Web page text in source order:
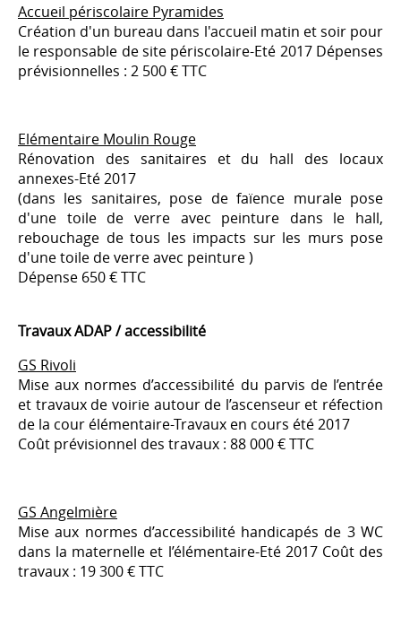
Accueil périscolaire Pyramides
Création d'un bureau dans l'accueil matin et soir pour
le responsable de site périscolaire-Eté 2017 Dépenses
prévisionnelles : 2 500 € TTC
Elémentaire Moulin Rouge
Rénovation des sanitaires et du hall des locaux
annexes-Eté 2017
(dans les sanitaires, pose de faïence murale pose
d'une toile de verre avec peinture dans le hall,
rebouchage de tous les impacts sur les murs pose
d'une toile de verre avec peinture )
Dépense 650 € TTC
Travaux ADAP / accessibilité
GS Rivoli
Mise aux normes d’accessibilité du parvis de l’entrée
et travaux de voirie autour de l’ascenseur et réfection
de la cour élémentaire-Travaux en cours été 2017
Coût prévisionnel des travaux : 88 000 € TTC
GS Angelmière
Mise aux normes d’accessibilité handicapés de 3 WC
dans la maternelle et l’élémentaire-Eté 2017 Coût des
travaux : 19 300 € TTC